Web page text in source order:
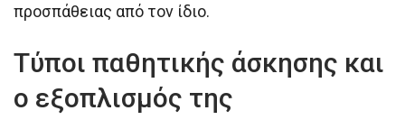
προσπάθειας από τον ίδιο.
Τύποι παθητικής άσκησης και
ο εξοπλισμός της